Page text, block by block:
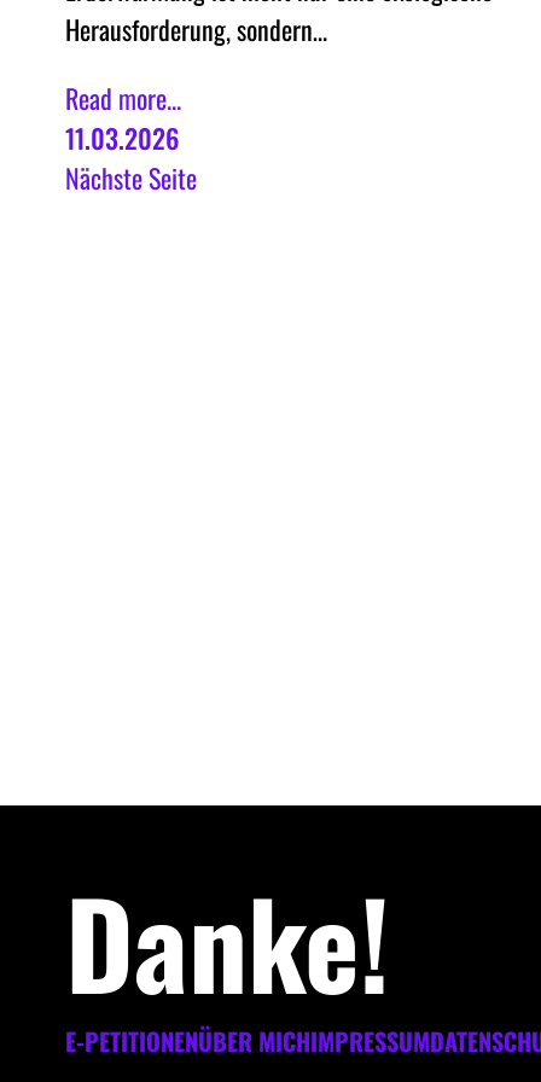
Herausforderung, sondern…
Read more...
11.03.2026
Nächste Seite
Danke!
E-PETITIONENÜBER MICHIMPRESSUM